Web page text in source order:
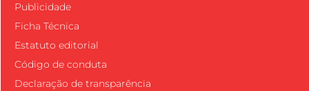
Publicidade
Ficha Técnica
Estatuto editorial
Código de conduta
Declaração de transparência